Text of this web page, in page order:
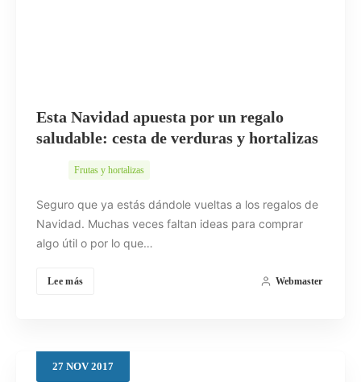
Esta Navidad apuesta por un regalo
saludable: cesta de verduras y hortalizas
Frutas y hortalizas
Seguro que ya estás dándole vueltas a los regalos de
Navidad. Muchas veces faltan ideas para comprar
algo útil o por lo que…
Lee más Webmaster
27 NOV2017